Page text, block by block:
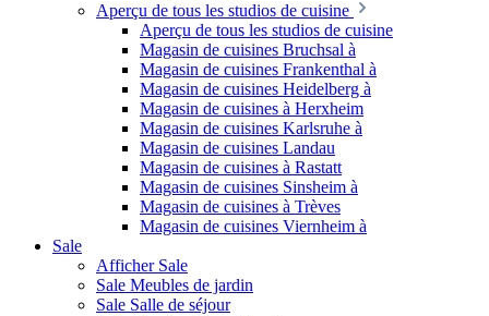
Aperçu de tous les studios de cuisine
Aperçu de tous les studios de cuisine
Magasin de cuisines Bruchsal à
Magasin de cuisines Frankenthal à
Magasin de cuisines Heidelberg à
Magasin de cuisines à Herxheim
Magasin de cuisines Karlsruhe à
Magasin de cuisines Landau
Magasin de cuisines à Rastatt
Magasin de cuisines Sinsheim à
Magasin de cuisines à Trèves
Magasin de cuisines Viernheim à
Sale
Afficher Sale
Sale Meubles de jardin
Sale Salle de séjour